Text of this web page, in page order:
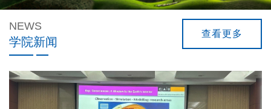
NEWS
学院新闻
查看更多